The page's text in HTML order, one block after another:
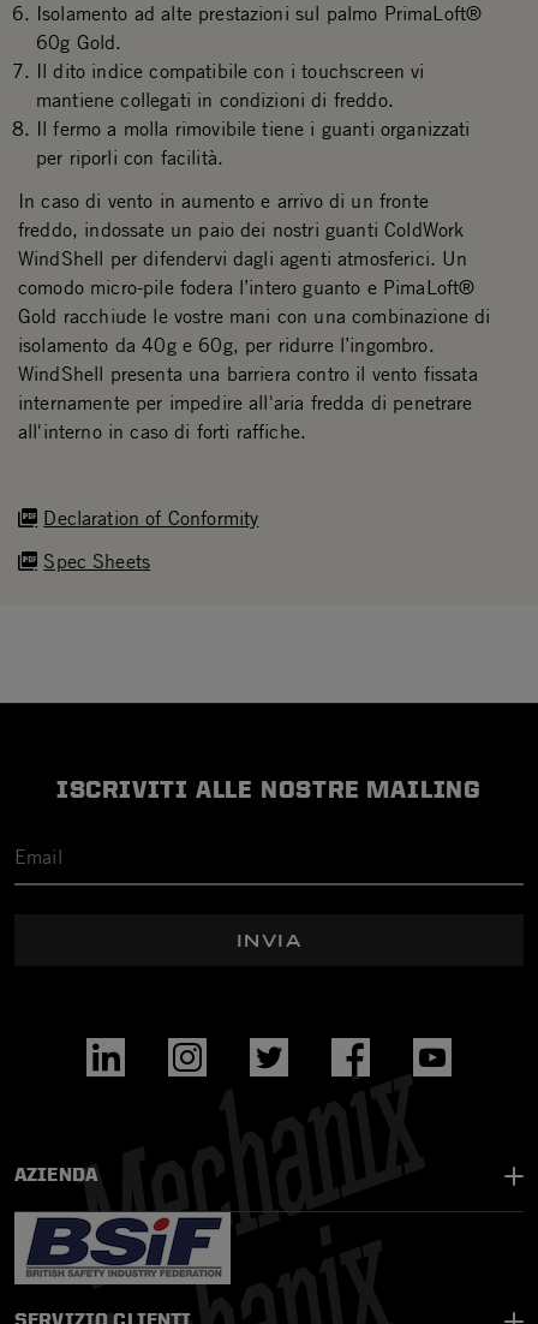
Isolamento ad alte prestazioni sul palmo PrimaLoft®
60g Gold.
Il dito indice compatibile con i touchscreen vi
mantiene collegati in condizioni di freddo.
Il fermo a molla rimovibile tiene i guanti organizzati
per riporli con facilità.
Declaration of Conformity
Spec Sheets
In caso di vento in aumento e arrivo di un fronte
freddo, indossate un paio dei nostri guanti ColdWork
WindShell per difendervi dagli agenti atmosferici. Un
comodo micro-pile fodera l’intero guanto e PimaLoft®
Gold racchiude le vostre mani con una combinazione di
isolamento da 40g e 60g, per ridurre l’ingombro.
WindShell presenta una barriera contro il vento fissata
internamente per impedire all'aria fredda di penetrare
all'interno in caso di forti raffiche.
ISCRIVITI ALLE NOSTRE MAILING
INVIA
AZIENDA